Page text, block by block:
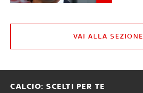
VAI ALLA SEZIONE
CALCIO: SCELTI PER TE